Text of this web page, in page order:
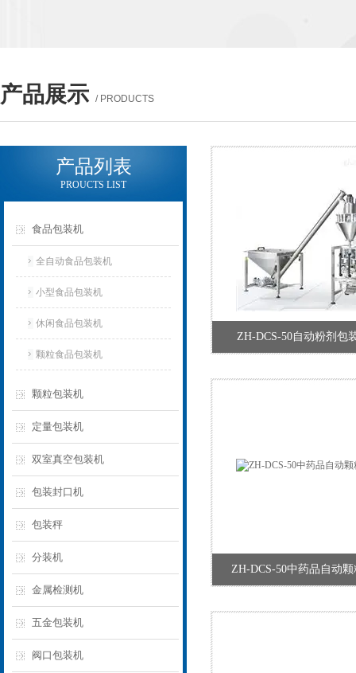
产品展示 / PRODUCTS
产品列表
PROUCTS LIST
食品包装机
全自动食品包装机
小型食品包装机
休闲食品包装机
颗粒食品包装机
颗粒包装机
定量包装机
双室真空包装机
包装封口机
包装秤
分装机
金属检测机
五金包装机
阀口包装机
ZH-DCS-50自动粉剂包
ZH-DCS-50中药品自动